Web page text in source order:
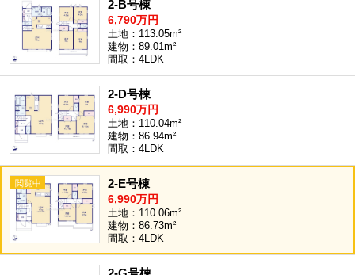
2-B号棟
6,790万円
土地：113.05m²
建物：89.01m²
間取：4LDK
2-D号棟
6,990万円
土地：110.04m²
建物：86.94m²
間取：4LDK
2-E号棟
6,990万円
土地：110.06m²
建物：86.73m²
間取：4LDK